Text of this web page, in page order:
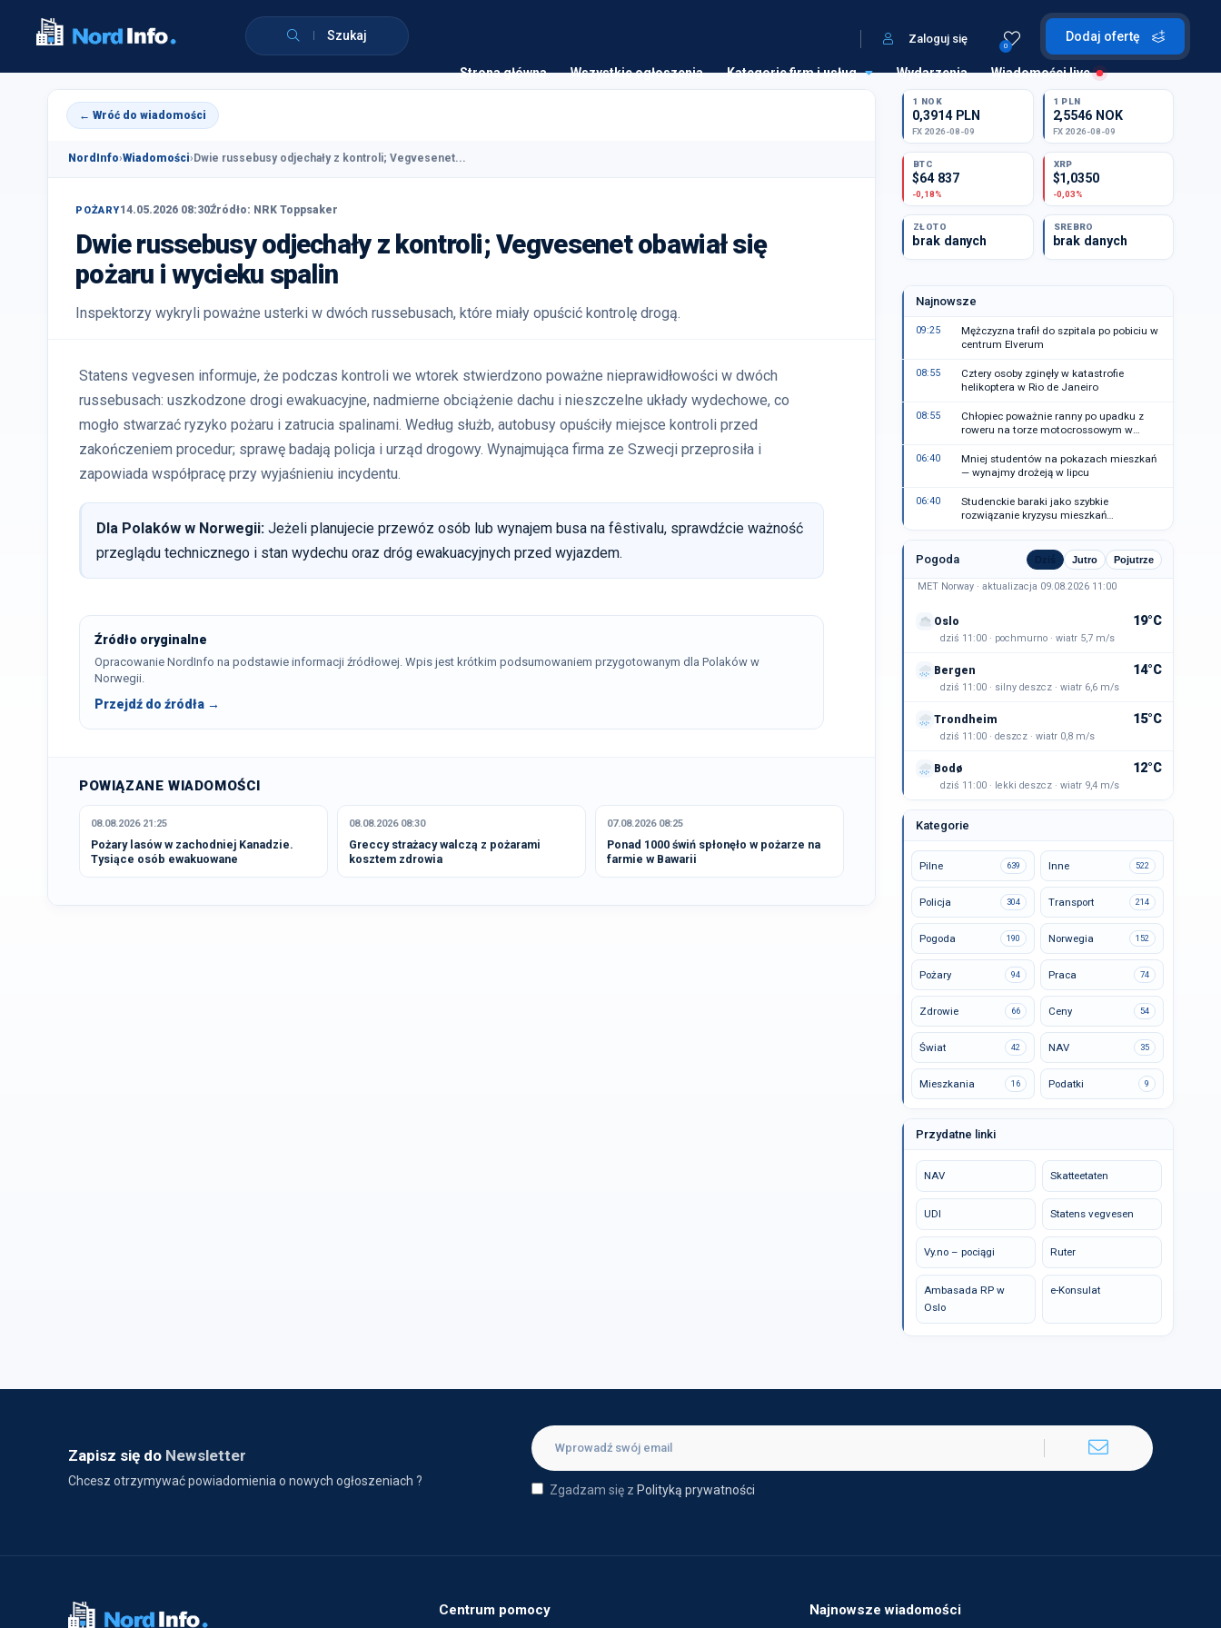
Szukaj Dodaj ofertę
0
Zaloguj się
Strona główna Wszystkie ogłoszenia Kategorie firm i usług Wydarzenia Wiadomości live
← Wróć do wiadomości
NordInfo›Wiadomości› Dwie russebusy odjechały z kontroli; Vegvesenet...
POŻARY14.05.2026 08:30Źródło: NRK Toppsaker
Dwie russebusy odjechały z kontroli; Vegvesenet obawiał się
pożaru i wycieku spalin
Inspektorzy wykryli poważne usterki w dwóch russebusach, które miały opuścić kontrolę drogą.
Statens vegvesen informuje, że podczas kontroli we wtorek stwierdzono poważne nieprawidłowości w dwóch
russebusach: uszkodzone drogi ewakuacyjne, nadmierne obciążenie dachu i nieszczelne układy wydechowe, co
mogło stwarzać ryzyko pożaru i zatrucia spalinami. Według służb, autobusy opuściły miejsce kontroli przed
zakończeniem procedur; sprawę badają policja i urząd drogowy. Wynajmująca firma ze Szwecji przeprosiła i
zapowiada współpracę przy wyjaśnieniu incydentu.
Dla Polaków w Norwegii: Jeżeli planujecie przewóz osób lub wynajem busa na fêstivalu, sprawdźcie ważność
przeglądu technicznego i stan wydechu oraz dróg ewakuacyjnych przed wyjazdem.
Źródło oryginalne
Opracowanie NordInfo na podstawie informacji źródłowej. Wpis jest krótkim podsumowaniem przygotowanym dla Polaków w
Norwegii.
Przejdź do źródła →
POWIĄZANE WIADOMOŚCI
08.08.2026 21:25
Pożary lasów w zachodniej Kanadzie.
Tysiące osób ewakuowane
08.08.2026 08:30
Greccy strażacy walczą z pożarami
kosztem zdrowia
07.08.2026 08:25
Ponad 1000 świń spłonęło w pożarze na
farmie w Bawarii
1 NOK
0,3914 PLN
FX 2026-08-09
1 PLN
2,5546 NOK
FX 2026-08-09
BTC
$64 837
-0,18%
XRP
$1,0350
-0,03%
ZŁOTO
brak danych
SREBRO
brak danych
Najnowsze
09:25
Mężczyzna trafił do szpitala po pobiciu w
centrum Elverum
08:55
Cztery osoby zginęły w katastrofie
helikoptera w Rio de Janeiro
08:55
Chłopiec poważnie ranny po upadku z
roweru na torze motocrossowym w
06:40
Mniej studentów na pokazach mieszkań
— wynajmy drożeją w lipcu
06:40
Studenckie baraki jako szybkie
rozwiązanie kryzysu mieszkań
studenckich w Vestland
Pogoda Dziś Jutro Pojutrze
MET Norway · aktualizacja 09.08.2026 11:00
Oslo 19°C
dziś 11:00 · pochmurno · wiatr 5,7 m/s
Bergen 14°C
dziś 11:00 · silny deszcz · wiatr 6,6 m/s
Trondheim 15°C
dziś 11:00 · deszcz · wiatr 0,8 m/s
Bodø 12°C
dziś 11:00 · lekki deszcz · wiatr 9,4 m/s
Kategorie
Pilne 639 Inne 522
Policja 304 Transport 214
Pogoda 190 Norwegia 152
Pożary 94 Praca 74
Zdrowie 66 Ceny 54
Świat 42 NAV 35
Mieszkania 16 Podatki 9
Przydatne linki
NAV Skatteetaten
UDI Statens vegvesen
Vy.no – pociągi Ruter
Ambasada RP w
Oslo
e-Konsulat
Zapisz się do Newsletter
Chcesz otrzymywać powiadomienia o nowych ogłoszeniach ?
Zgadzam się z Polityką prywatności
Centrum pomocy Najnowsze wiadomości